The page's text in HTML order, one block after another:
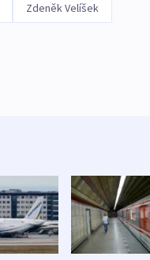
Zdeněk Velíšek